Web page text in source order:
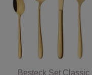
Besteck Set Classic